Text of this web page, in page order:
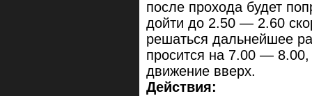
после прохода будет
дойти до 2.50 — 2.60
решаться дальнейшее
просится на 7.00 — 8.00,
движение вверх.
Действия: